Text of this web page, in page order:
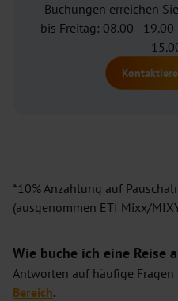
Buchungen erreichen
bis Freitag: 08.00 -
*10% Anzahlung auf
(ausgenommen ETI Mixx/
Wie buche ich eine Reise
Antworten auf häufige
Bereich.